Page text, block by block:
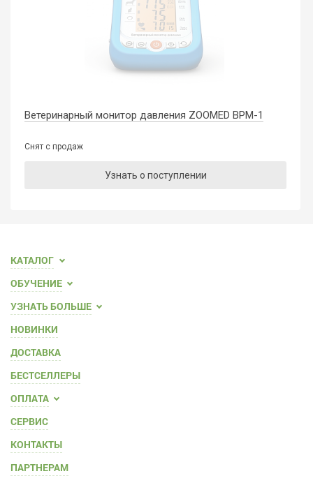
Ветеринарный монитор давления ZOOMED BPM-1
Снят с продаж
Узнать о поступлении
КАТАЛОГ
ОБУЧЕНИЕ
УЗНАТЬ БОЛЬШЕ
НОВИНКИ
ДОСТАВКА
БЕСТСЕЛЛЕРЫ
ОПЛАТА
СЕРВИС
КОНТАКТЫ
ПАРТНЕРАМ